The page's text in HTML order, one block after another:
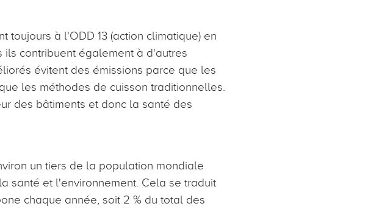
toujours à l'ODD 13 (action climatique) en
ils contribuent également à d'autres
évitent des émissions parce que les
les méthodes de cuisson traditionnelles.
des bâtiments et donc la santé des
un tiers de la population mondiale
santé et l'environnement. Cela se traduit
chaque année, soit 2 % du total des